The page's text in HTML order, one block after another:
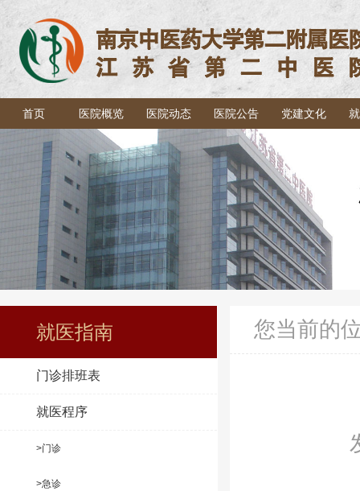
首页 医院概览 医院动态 医院公告 党建文化
就医指南
门诊排班表
就医程序
>门诊
>急诊
您当前的